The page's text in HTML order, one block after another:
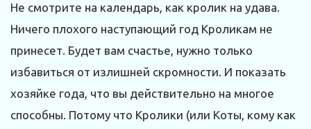
Не смотрите на календарь, как кролик на удава.
Ничего плохого наступающий год Кроликам не
принесет. Будет вам счастье, нужно только
избавиться от излишней скромности. И показать
хозяйке года, что вы действительно на многое
способны. Потому что Кролики (или Коты, кому как